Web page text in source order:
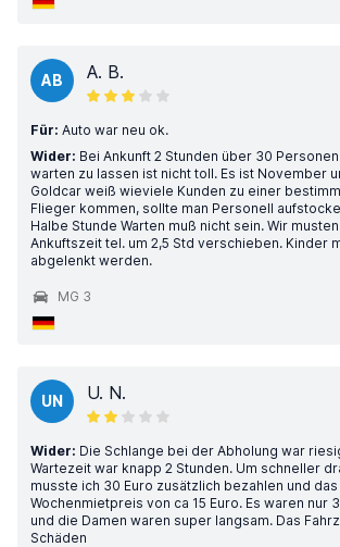
AB A. B.
Für: Auto war neu ok.
Wider: Bei Ankunft 2 Stunden über 30
warten zu lassen ist nicht toll. Es ist November
Goldcar weiß wieviele Kunden zu einer
Flieger kommen, sollte man Personell
Halbe Stunde Warten muß nicht sein. Wir
Ankuftszeit tel. um 2,5 Std verschieben. Kinder
abgelenkt werden.
MG 3
UN U. N.
Wider: Die Schlange bei der Abholung war
Wartezeit war knapp 2 Stunden. Um schneller
musste ich 30 Euro zusätzlich bezahlen und
Wochenmietpreis von ca 15 Euro. Es waren nur
und die Damen waren super langsam. Das
Schäden